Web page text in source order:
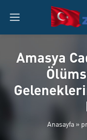
Amasya
Anasayfa»